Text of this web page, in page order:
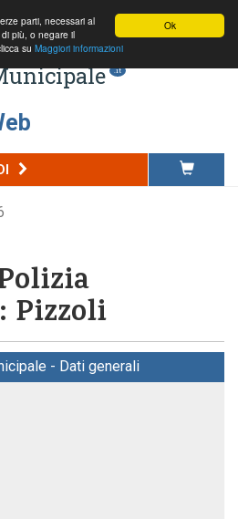
Ok
parti, necessari al
più, o negare il
su Maggiori informazioni
.it
Pizzoli
- Dati generali